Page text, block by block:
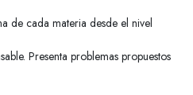
de cada materia desde el nivel
Presenta problemas propuestos